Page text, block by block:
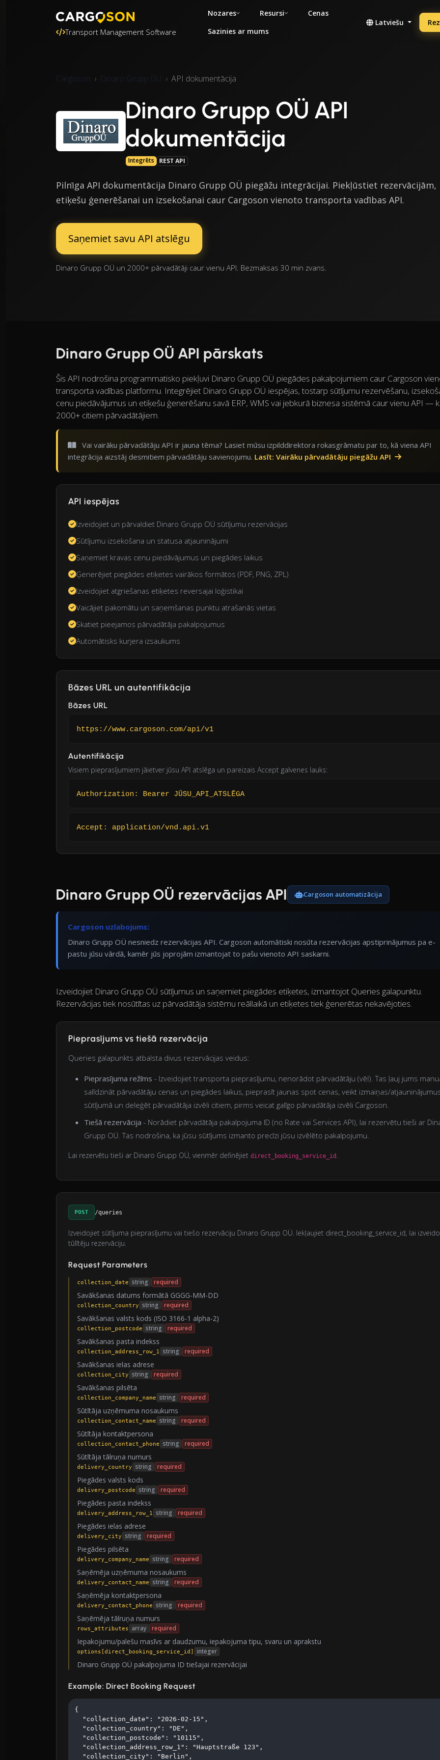
Transport Management Software
Nozares Resursi
Cenas
Sazinies ar mums
Latviešu
Cargoson Dinaro Grupp OÜ API dokumentācija
Dinaro Grupp OÜ API
dokumentācija
Integrēts REST API
Pilnīga API dokumentācija Dinaro Grupp OÜ piegāžu integrācijai. Piekļūstiet rezervācijām,
etiķešu ģenerēšanai un izsekošanai caur Cargoson vienoto transporta vadības API.
Saņemiet savu API atslēgu
Dinaro Grupp OÜ un 2000+ pārvadātāji caur vienu API. Bezmaksas 30 min zvans.
Dinaro Grupp OÜ API pārskats
Šis API nodrošina programmatisko piekļuvi Dinaro Grupp OÜ piegādes pakalpojumiem caur Cargoson
transporta vadības platformu. Integrējiet Dinaro Grupp OÜ iespējas, tostarp sūtījumu rezervēšanu,
cenu piedāvājumus un etiķešu ģenerēšanu savā ERP, WMS vai jebkurā biznesa sistēmā caur vienu API —
2000+ citiem pārvadātājiem.
Vai vairāku pārvadātāju API ir jauna tēma? Lasiet mūsu izpilddirektora rokasgrāmatu par to, kā viena API
integrācija aizstāj desmitiem pārvadātāju savienojumu. Lasīt: Vairāku pārvadātāju piegāžu API
API iespējas
Izveidojiet un pārvaldiet Dinaro Grupp OÜ sūtījumu rezervācijas
Sūtījumu izsekošana un statusa atjauninājumi
Saņemiet kravas cenu piedāvājumus un piegādes laikus
Ģenerējiet piegādes etiķetes vairākos formātos (PDF, PNG, ZPL)
Izveidojiet atgriešanas etiķetes reversajai loģistikai
Vaicājiet pakomātu un saņemšanas punktu atrašanās vietas
Skatiet pieejamos pārvadātāja pakalpojumus
Automātisks kurjera izsaukums
Bāzes URL un autentifikācija
Bāzes URL
https://www.cargoson.com/api/v1
Autentifikācija
Visiem pieprasījumiem jāietver jūsu API atslēga un pareizais Accept galvenes lauks:
Authorization: Bearer JŪSU_API_ATSLĒGA
Accept: application/vnd.api.v1
Dinaro Grupp OÜ rezervācijas API Cargoson automatizācija
Cargoson uzlabojums:
Dinaro Grupp OÜ nesniedz rezervācijas API. Cargoson automātiski nosūta rezervācijas apstiprinājumus pa e-
pastu jūsu vārdā, kamēr jūs joprojām izmantojat to pašu vienoto API saskarni.
Izveidojiet Dinaro Grupp OÜ sūtījumus un saņemiet piegādes etiķetes, izmantojot Queries galapunktu.
Rezervācijas tiek nosūtītas uz pārvadātāja sistēmu reāllaikā un etiķetes tiek ģenerētas nekavējoties.
Pieprasījums vs tiešā rezervācija
Queries galapunkts atbalsta divus rezervācijas veidus:
Pieprasījuma režīms - Izveidojiet transporta pieprasījumu, nenorādot pārvadātāju (vēl). Tas ļauj jums
salīdzināt pārvadātāju cenas un piegādes laikus, pieprasīt jaunas spot cenas, veikt izmaiņas/
sūtījumā un deleģēt pārvadātāja izvēli citiem, pirms veicat galīgo pārvadātāja izvēli Cargoson.
Tiešā rezervācija - Norādiet pārvadātāja pakalpojuma ID (no Rate vai Services API), lai rezervētu tieši ar
Grupp OÜ. Tas nodrošina, ka jūsu sūtījums izmanto precīzi jūsu izvēlēto pakalpojumu.
Lai rezervētu tieši ar Dinaro Grupp OÜ, vienmēr definējiet direct_booking_service_id .
POST /queries
Izveidojiet sūtījuma pieprasījumu vai tiešo rezervāciju Dinaro Grupp OÜ. Iekļaujiet direct_booking_service_id, lai
tūlītēju rezervāciju.
Request Parameters
collection_date string required
Savākšanas datums formātā GGGG-MM-DD
collection_country string required
Savākšanas valsts kods (ISO 3166-1 alpha-2)
collection_postcode string required
Savākšanas pasta indekss
collection_address_row_1 string required
Savākšanas ielas adrese
collection_city string required
Savākšanas pilsēta
collection_company_name string required
Sūtītāja uzņēmuma nosaukums
collection_contact_name string required
Sūtītāja kontaktpersona
collection_contact_phone string required
Sūtītāja tālruņa numurs
delivery_country string required
Piegādes valsts kods
delivery_postcode string required
Piegādes pasta indekss
delivery_address_row_1 string required
Piegādes ielas adrese
delivery_city string required
Piegādes pilsēta
delivery_company_name string required
Saņēmēja uzņēmuma nosaukums
delivery_contact_name string required
Saņēmēja kontaktpersona
delivery_contact_phone string required
Saņēmēja tālruņa numurs
rows_attributes array required
Iepakojumu/palešu masīvs ar daudzumu, iepakojuma tipu, svaru un aprakstu
options[direct_booking_service_id] integer
Dinaro Grupp OÜ pakalpojuma ID tiešajai rezervācijai
Example: Direct Booking Request
{
  "collection_date": "2026-02-15",
  "collection_country": "DE",
  "collection_postcode": "10115",
  "collection_address_row_1": "Hauptstraße 123",
  "collection_city": "Berlin",